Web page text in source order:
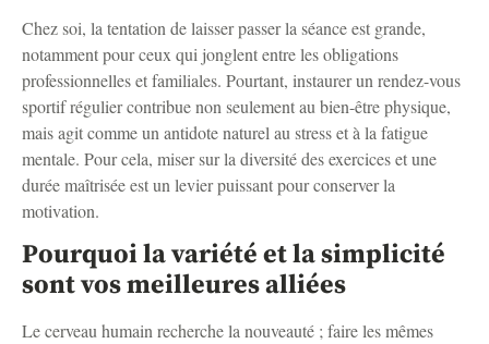
Chez soi, la tentation de laisser passer la séance est grande,
notamment pour ceux qui jonglent entre les obligations
professionnelles et familiales. Pourtant, instaurer un rendez-vous
sportif régulier contribue non seulement au bien-être physique,
mais agit comme un antidote naturel au stress et à la fatigue
mentale. Pour cela, miser sur la diversité des exercices et une
durée maîtrisée est un levier puissant pour conserver la
motivation.
Pourquoi la variété et la simplicité
sont vos meilleures alliées
Le cerveau humain recherche la nouveauté ; faire les mêmes